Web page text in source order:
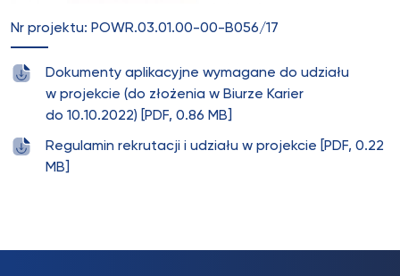
Nr projektu: POWR.03.01.00-00-B056/17
Dokumenty aplikacyjne wymagane do udziału
w projekcie (do złożenia w Biurze Karier
do 10.10.2022) [PDF, 0.86 MB]
Regulamin rekrutacji i udziału w projekcie [PDF, 0.22
MB]